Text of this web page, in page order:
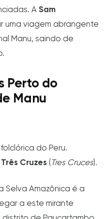
A Sam
uma viagem abrangente
Manu, saindo de
Perto do
Manu
do Peru.
Três Cruzes ( Tres Cruces).
Selva Amazônica é a
a este mirante